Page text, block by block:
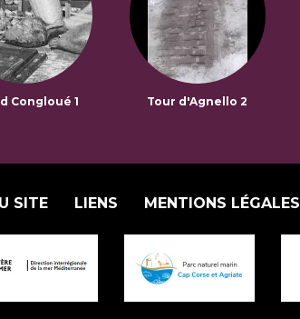
Congloué 1 Tour d'Agnello 2
SITE LIENS MENTIONS LÉGALES